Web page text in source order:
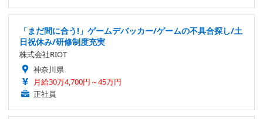
「まだ間に合う!」ゲームデバッカー/ゲームの不具合探し/土
日祝休み/研修制度充実
株式会社RIOT
神奈川県
月給30万4,700円～45万円
正社員